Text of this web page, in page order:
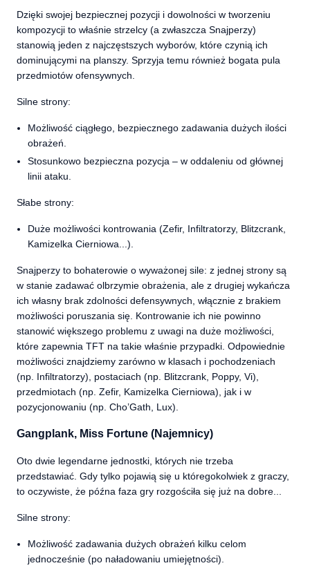
Dzięki swojej bezpiecznej pozycji i dowolności w tworzeniu
kompozycji to właśnie strzelcy (a zwłaszcza Snajperzy)
stanowią jeden z najczęstszych wyborów, które czynią ich
dominującymi na planszy. Sprzyja temu również bogata pula
przedmiotów ofensywnych.
Silne strony:
Możliwość ciągłego, bezpiecznego zadawania dużych ilości
obrażeń.
Stosunkowo bezpieczna pozycja – w oddaleniu od głównej
linii ataku.
Słabe strony:
Duże możliwości kontrowania (Zefir, Infiltratorzy, Blitzcrank,
Kamizelka Cierniowa...).
Snajperzy to bohaterowie o wyważonej sile: z jednej strony są
w stanie zadawać olbrzymie obrażenia, ale z drugiej wykańcza
ich własny brak zdolności defensywnych, włącznie z brakiem
możliwości poruszania się. Kontrowanie ich nie powinno
stanowić większego problemu z uwagi na duże możliwości,
które zapewnia TFT na takie właśnie przypadki. Odpowiednie
możliwości znajdziemy zarówno w klasach i pochodzeniach
(np. Infiltratorzy), postaciach (np. Blitzcrank, Poppy, Vi),
przedmiotach (np. Zefir, Kamizelka Cierniowa), jak i w
pozycjonowaniu (np. Cho’Gath, Lux).
Gangplank, Miss Fortune (Najemnicy)
Oto dwie legendarne jednostki, których nie trzeba
przedstawiać. Gdy tylko pojawią się u któregokolwiek z graczy,
to oczywiste, że późna faza gry rozgościła się już na dobre...
Silne strony:
Możliwość zadawania dużych obrażeń kilku celom
jednocześnie (po naładowaniu umiejętności).